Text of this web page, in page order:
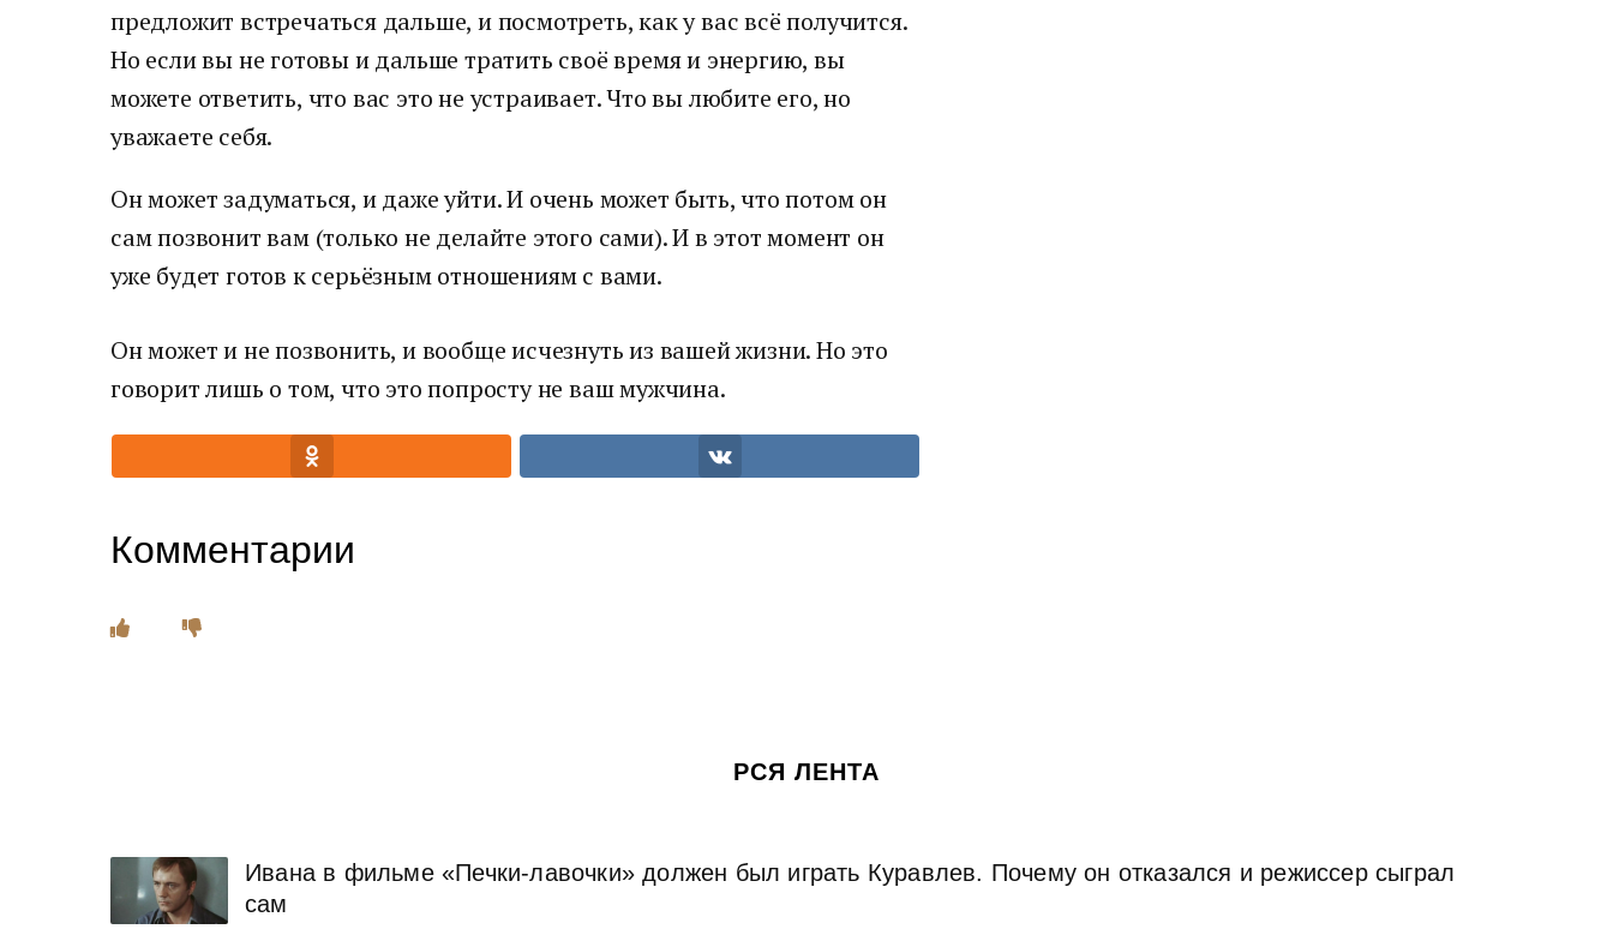
предложит встречаться дальше, и посмотреть, как у вас всё получится.
Но если вы не готовы и дальше тратить своё время и энергию, вы
можете ответить, что вас это не устраивает. Что вы любите его, но
уважаете себя.
Он может задуматься, и даже уйти. И очень может быть, что потом он
сам позвонит вам (только не делайте этого сами). И в этот момент он
уже будет готов к серьёзным отношениям с вами.
Он может и не позвонить, и вообще исчезнуть из вашей жизни. Но это
говорит лишь о том, что это попросту не ваш мужчина.
Комментарии
РСЯ ЛЕНТА
Ивана в фильме «Печки-лавочки» должен был играть Куравлев. Почему он отказался и режиссер сыграл
сам